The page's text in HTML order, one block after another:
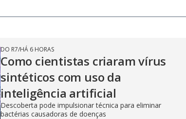
DO R7/HÁ 6 HORAS
Como cientistas criaram vírus
sintéticos com uso da
inteligência artificial
Descoberta pode impulsionar técnica para eliminar
bactérias causadoras de doenças